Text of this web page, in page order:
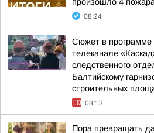
08:24
Сюжет в программе
телеканале
следственного
Балтийскому
строительных
08:13
Пора превращать